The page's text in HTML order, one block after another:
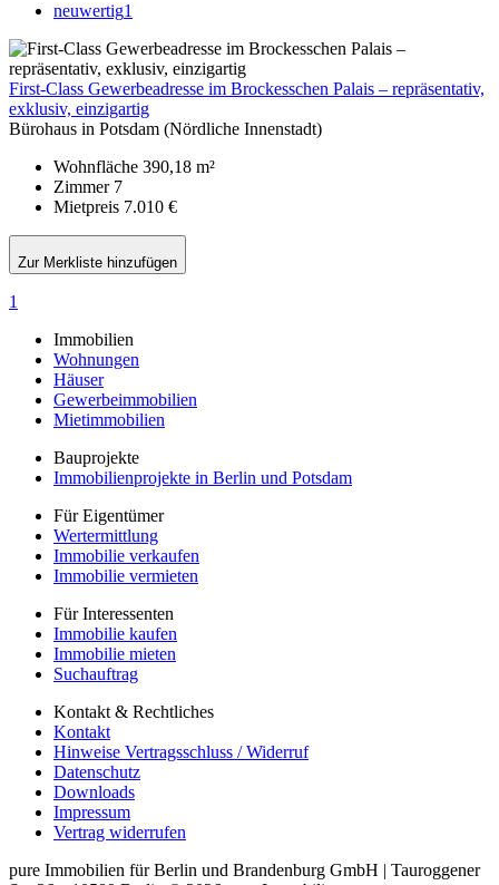
neuwertig1
First-Class Gewerbeadresse im Brockesschen Palais – repräsentativ,
exklusiv, einzigartig
Bürohaus in Potsdam (Nördliche Innenstadt)
Wohnfläche 390,18 m²
Zimmer 7
Mietpreis 7.010 €
Zur Merkliste hinzufügen
1
Immobilien
Wohnungen
Häuser
Gewerbeimmobilien
Mietimmobilien
Bauprojekte
Immobilienprojekte in Berlin und Potsdam
Für Eigentümer
Wertermittlung
Immobilie verkaufen
Immobilie vermieten
Für Interessenten
Immobilie kaufen
Immobilie mieten
Suchauftrag
Kontakt & Rechtliches
Kontakt
Hinweise Vertragsschluss / Widerruf
Datenschutz
Downloads
Impressum
Vertrag widerrufen
pure Immobilien für Berlin und Brandenburg GmbH | Tauroggener